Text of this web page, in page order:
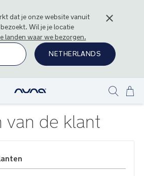
dat je onze website vanuit
bezoekt. Wil je je locatie
landen waar we bezorgen.
NETHERLANDS
Ga
van de klant